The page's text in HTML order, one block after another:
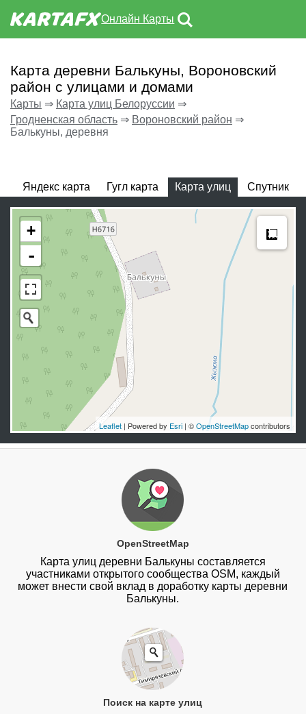
Онлайн Карты
Карта деревни Балькуны, Вороновский
район с улицами и домами
Карты ⇒ Карта улиц Белоруссии ⇒
Гродненская область ⇒ Вороновский район ⇒
Балькуны, деревня
Яндекс карта Гугл карта Карта улиц Спутник
+
-
Leaflet | Powered by Esri | ©OpenStreetMapcontributors
OpenStreetMap
Карта улиц деревни Балькуны составляется
участниками открытого сообщества OSM, каждый
может внести свой вклад в доработку карты деревни
Балькуны.
Поиск на карте улиц